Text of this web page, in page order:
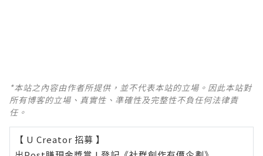
*本站之內容由作者所提供，並不代表本站的立場。因此本站對
所有博客的立場、真實性、準確性及完整性不負任何法律責
任。
【 U Creator 招募 】